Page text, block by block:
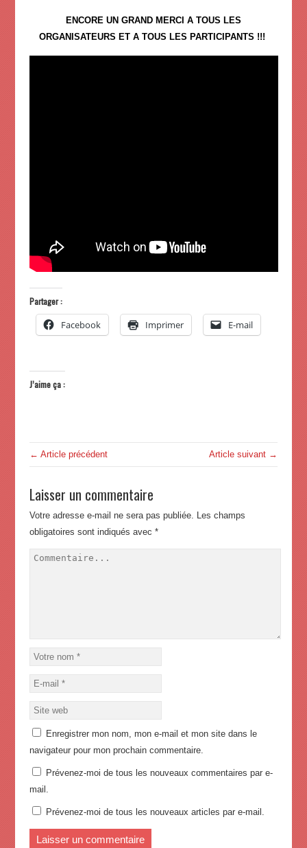
ENCORE UN GRAND MERCI A TOUS LES
ORGANISATEURS ET A TOUS LES PARTICIPANTS !!!
Partager :
Facebook Imprimer E-mail
J’aime ça :
← Article précédent Article suivant →
Laisser un commentaire
Votre adresse e-mail ne sera pas publiée. Les champs
obligatoires sont indiqués avec *
Enregistrer mon nom, mon e-mail et mon site dans le
navigateur pour mon prochain commentaire.
Prévenez-moi de tous les nouveaux commentaires par e-
mail.
Prévenez-moi de tous les nouveaux articles par e-mail.